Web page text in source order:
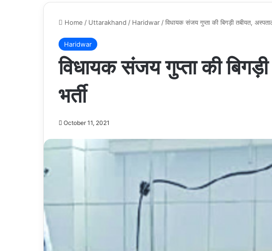
Home / Uttarakhand / Haridwar /विधायक संजय गुप्ता की बिगड़ी तबीयत,
Haridwar
विधायक संजय गुप्ता की
भर्ती
October 11, 2021